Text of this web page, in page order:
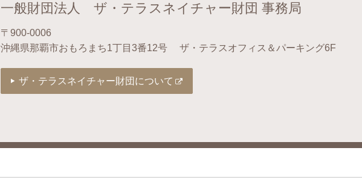
一般財団法人 ザ・テラスネイチャー財団 事務局
〒900-0006
沖縄県那覇市おもろまち1丁目3番12号
ザ・テラスオフィス＆パーキング6F
ザ・テラスネイチャー財団について